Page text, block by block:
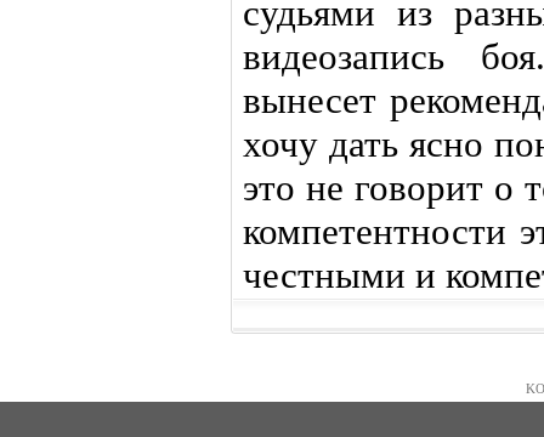
судьями из
видеозапись
вынесет
хочу дать ясно
это не говорит о
компетентности
честными и